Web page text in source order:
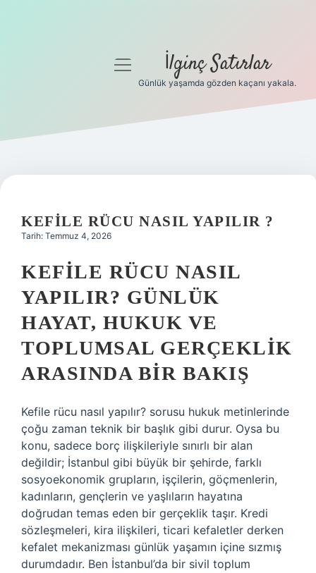
Gizlilik Politikası
Yasal Uyarı
menüyü
İlginç Satırlar
Günlük yaşamda gözden kaçanı yakala.
KEFILE RÜCU NASIL YAPILIR ?
Tarih: Temmuz 4, 2026
KEFILE RÜCU NASIL
YAPILIR? GÜNLÜK
HAYAT, HUKUK VE
TOPLUMSAL GERÇEKLIK
ARASINDA BIR BAKIŞ
Kefile rücu nasıl yapılır? sorusu hukuk metinlerinde
çoğu zaman teknik bir başlık gibi durur. Oysa bu
konu, sadece borç ilişkileriyle sınırlı bir alan
değildir; İstanbul gibi büyük bir şehirde, farklı
sosyoekonomik grupların, işçilerin, göçmenlerin,
kadınların, gençlerin ve yaşlıların hayatına
doğrudan temas eden bir gerçeklik taşır. Kredi
sözleşmeleri, kira ilişkileri, ticari kefaletler derken
kefalet mekanizması günlük yaşamın içine sızmış
durumdadır. Ben İstanbul’da bir sivil toplum